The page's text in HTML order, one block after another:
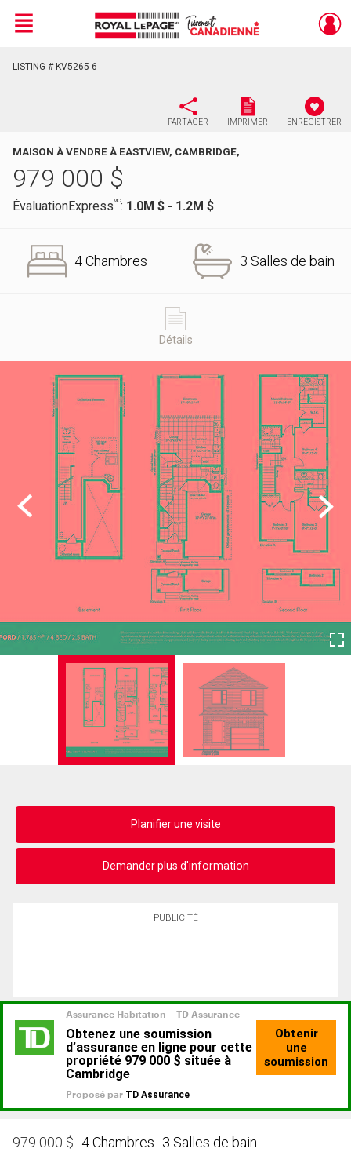
Live
En Direct
Menu
LISTING # KV5265-6
PARTAGER IMPRIMER ENREGISTRER
MAISON À VENDRE À EASTVIEW, CAMBRIDGE,
979 000 $
ÉvaluationExpressMC: 1.0M $ - 1.2M $
4 Chambres 3 Salles de bain
Détails
Previous Next
Planifier une visite
Demander plus d'information
PUBLICITÉ
979 000 $ 4 Chambres 3 Salles de bain